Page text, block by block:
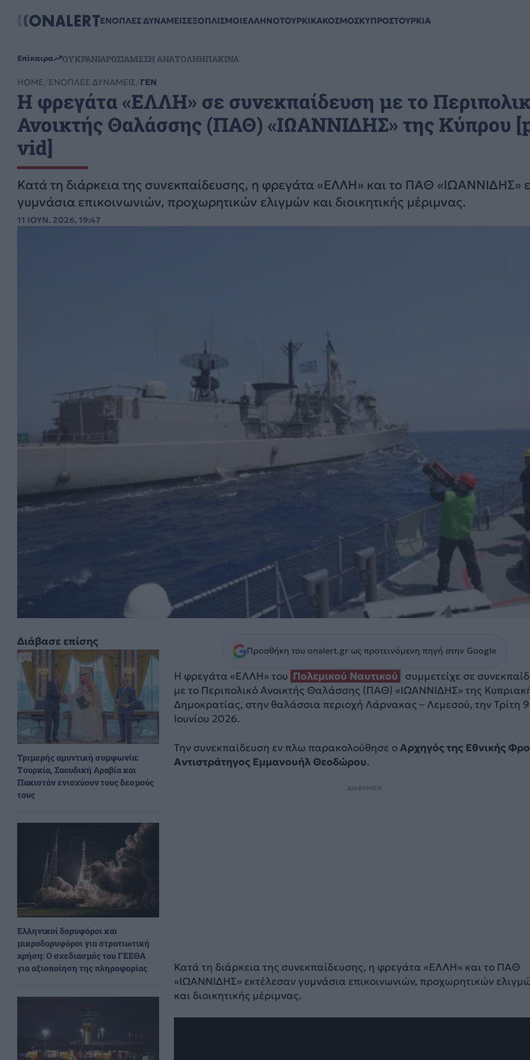
ΕΝΟΠΛΕΣ ΔΥΝΑΜΕΙΣΕΞΟΠΛΙΣΜΟΙΕΛΛΗΝΟΤΟΥΡΚΙΚΑΚΟΣΜΟΣΚΥΠΡΟΣΤΟΥΡΚΙΑ
Επίκαιρα ΟΥΚΡΑΝΙΑΡΩΣΙΑΜΕΣΗ ΑΝΑΤΟΛΗΗΠΑΚΙΝΑ
HOME ΕΝΟΠΛΕΣ ΔΥΝΑΜΕΙΣ ΓΕΝ
Η φρεγάτα «ΕΛΛΗ» σε συνεκπαίδευση με το
Ανοικτής Θαλάσσης (ΠΑΘ) «ΙΩΑΝΝΙΔΗΣ» της Κύπρου
vid]
Κατά τη διάρκεια της συνεκπαίδευσης, η φρεγάτα «ΕΛΛΗ» και το ΠΑΘ «ΙΩΑΝΝΙΔΗΣ»
γυμνάσια επικοινωνιών, προχωρητικών ελιγμών και διοικητικής μέριμνας.
11 ΙΟΥΝ. 2026, 19:47
Διάβασε επίσης
Τριμερής αμυντική συμφωνία:
Τουρκία, Σαουδική Αραβία και
Πακιστάν ενισχύουν τους δεσμούς
τους
Ελληνικοί δορυφόροι και
μικροδορυφόροι για στρατιωτική
χρήση: Ο σχεδιασμός του ΓΕΕΘΑ
για αξιοποίηση της πληροφορίας
Προσθήκη του onalert.gr ως προτεινόμενη πηγή στην Google
Η φρεγάτα «ΕΛΛΗ» του Πολεμικού Ναυτικού συμμετείχε σε
με το Περιπολικό Ανοικτής Θαλάσσης (ΠΑΘ) «ΙΩΑΝΝΙΔΗΣ» της
Δημοκρατίας, στην θαλάσσια περιοχή Λάρνακας – Λεμεσού, την Τρίτη 9
Ιουνίου 2026.
Την συνεκπαίδευση εν πλω παρακολούθησε οΑρχηγός της Εθνικής
Αντιστράτηγος Εμμανουήλ Θεοδώρου.
ΔΙΑΦΗΜΙΣΗ
Κατά τη διάρκεια της συνεκπαίδευσης, η φρεγάτα «ΕΛΛΗ» και το ΠΑΘ
«ΙΩΑΝΝΙΔΗΣ» εκτέλεσαν γυμνάσια επικοινωνιών, προχωρητικών
και διοικητικής μέριμνας.